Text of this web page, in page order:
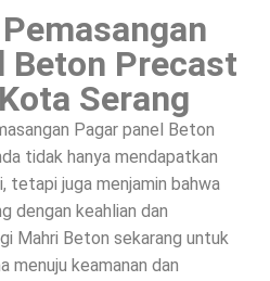
Beton Precast
Serang
Pagar panel Beton
tidak hanya mendapatkan
tetapi juga menjamin bahwa
dengan keahlian dan
Mahri Beton sekarang untuk
menuju keamanan dan